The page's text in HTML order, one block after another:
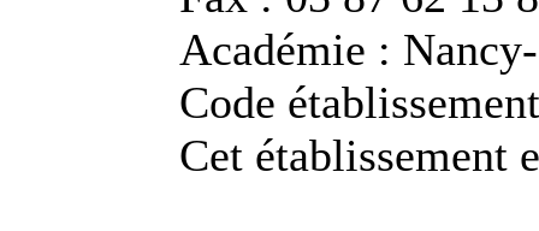
Académie :
Code
Cet établissement